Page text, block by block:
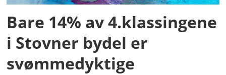
Bare 14% av 4.klassingene
i Stovner bydel er
svømmedyktige